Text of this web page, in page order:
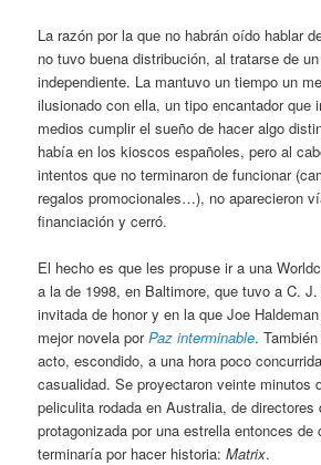
La razón por la que no habrán oído hablar
no tuvo buena distribución, al tratarse de
independiente. La mantuvo un tiempo un
ilusionado con ella, un tipo encantador que
medios cumplir el sueño de hacer algo
había en los kioscos españoles, pero al
intentos que no terminaron de funcionar
regalos promocionales…), no aparecieron
financiación y cerró.
El hecho es que les propuse ir a una
a la de 1998, en Baltimore, que tuvo a C.
invitada de honor y en la que Joe
mejor novela porPaz interminable.
acto, escondido, a una hora poco
casualidad. Se proyectaron veinte minutos
peliculita rodada en Australia, de directores
protagonizada por una estrella entonces de
terminaría por hacer historia:Matrix.